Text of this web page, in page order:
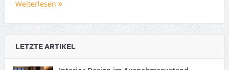
Weiterlesen
LETZTE ARTIKEL